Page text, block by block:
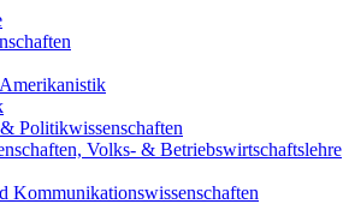
Politikwissenschaften
Volks- & Betriebswirtschaftslehre
Kommunikationswissenschaften